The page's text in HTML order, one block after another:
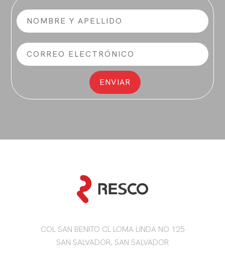
COL SAN BENITO CL LOMA LINDA NO 125
SAN SALVADOR, SAN SALVADOR